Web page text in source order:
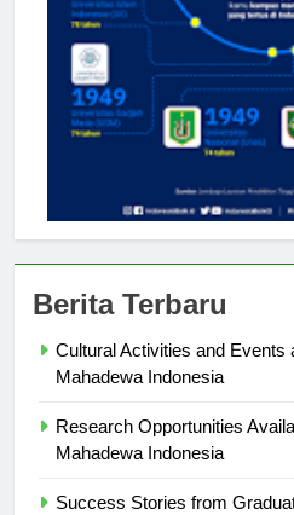
Berita Terbaru
Cultural Activities and Events
Mahadewa Indonesia
Research Opportunities
Mahadewa Indonesia
Success Stories from